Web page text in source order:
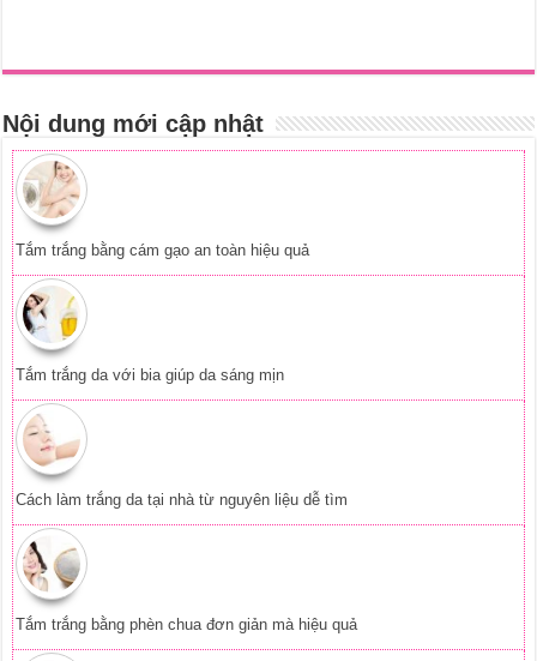
Cách làm trắng da tại nhà từ nguyên liệu dễ tìm
Tắm trắng bằng phèn chua đơn giản mà hiệu quả
Tắm trắng da từ tinh bột nghệ tại nhà
Trị nám da bằng nha đam hiệu quả ngay tại nhà